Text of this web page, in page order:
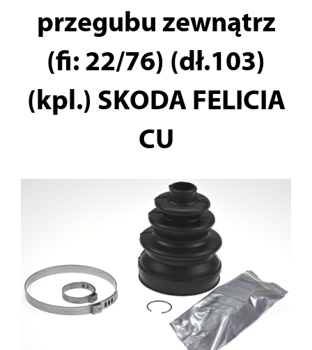
przegubu zewnątrz
(fi: 22/76) (dł.103)
(kpl.) SKODA FELICIA
CU